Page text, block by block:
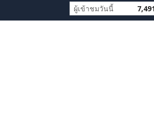
ผู้เข้าชมวันนี้